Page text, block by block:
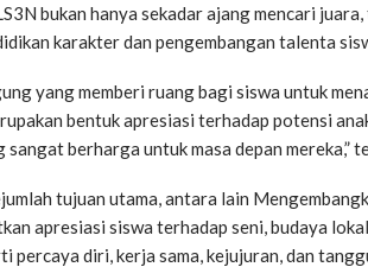
bukan hanya sekadar ajang mencari
karakter dan pengembangan talenta
yang memberi ruang bagi siswa untuk
bentuk apresiasi terhadap potensi
berharga untuk masa depan mereka,”
tujuan utama, antara lain
apresiasi siswa terhadap seni, budaya
percaya diri, kerja sama, kejujuran, dan